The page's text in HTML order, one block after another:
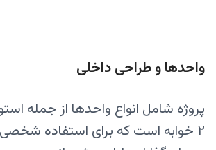
واحدها و طراحی داخلی
۲ خوابه است که برای استفاده